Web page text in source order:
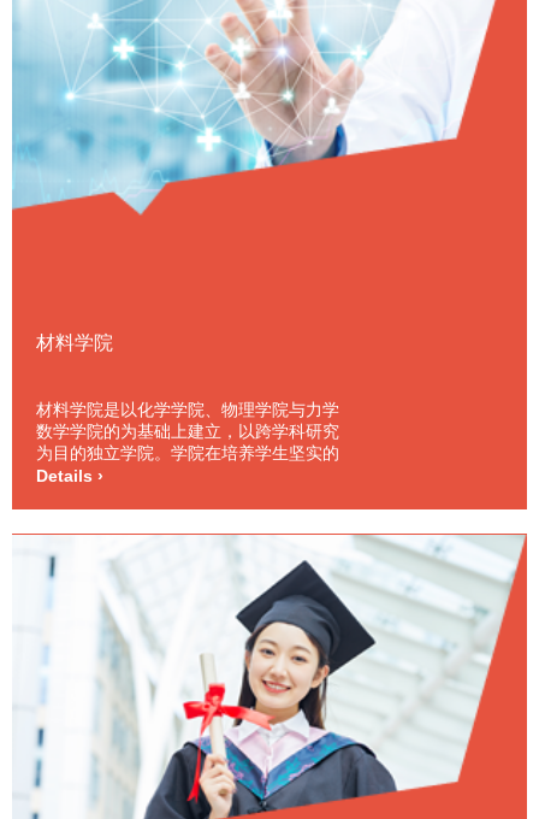
材料学院
材料学院是以化学学院、物理学院与力学
数学学院的为基础上建立，以跨学科研究
为目的独立学院。学院在培养学生坚实的
化学，数学、物理与力学基础知识的同
史、哲学和经济等。
Details ›